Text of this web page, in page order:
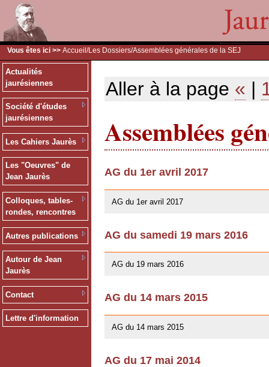
Vous êtes ici >> Accueil /Les Dossiers/Assemblées générales de la SEJ
Actualités
jaurésiennes
Société d'études
jaurésiennes
Les Cahiers Jaurès
Les "Oeuvres" de
Jean Jaurès
Colloques, tables-
rondes, rencontres
Autres publications
Autour de Jean
Jaurès
Contact
Lettre d'information
Aller à la page « |
Assemblées
AG du 1er avril 2017
AG du 1er avril 2017
AG du samedi 19 mars 2016
AG du 19 mars 2016
AG du 14 mars 2015
AG du 14 mars 2015
AG du 17 mai 2014